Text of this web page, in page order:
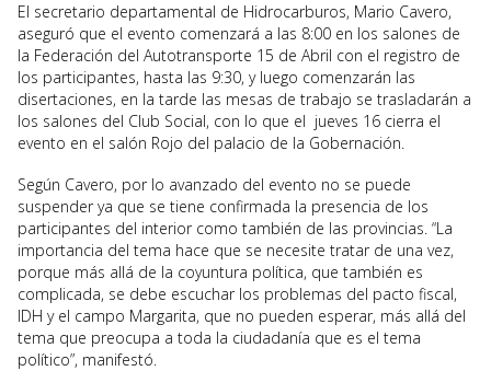
El secretario departamental de Hidrocarburos, Mario Cavero,
aseguró que el evento comenzará a las 8:00 en los salones de
la Federación del Autotransporte 15 de Abril con el registro de
los participantes, hasta las 9:30, y luego comenzarán las
disertaciones, en la tarde las mesas de trabajo se trasladarán a
los salones del Club Social, con lo que el jueves 16 cierra el
evento en el salón Rojo del palacio de la Gobernación.
Según Cavero, por lo avanzado del evento no se puede
suspender ya que se tiene confirmada la presencia de los
participantes del interior como también de las provincias. “La
importancia del tema hace que se necesite tratar de una vez,
porque más allá de la coyuntura política, que también es
complicada, se debe escuchar los problemas del pacto fiscal,
IDH y el campo Margarita, que no pueden esperar, más allá del
tema que preocupa a toda la ciudadanía que es el tema
político”, manifestó.